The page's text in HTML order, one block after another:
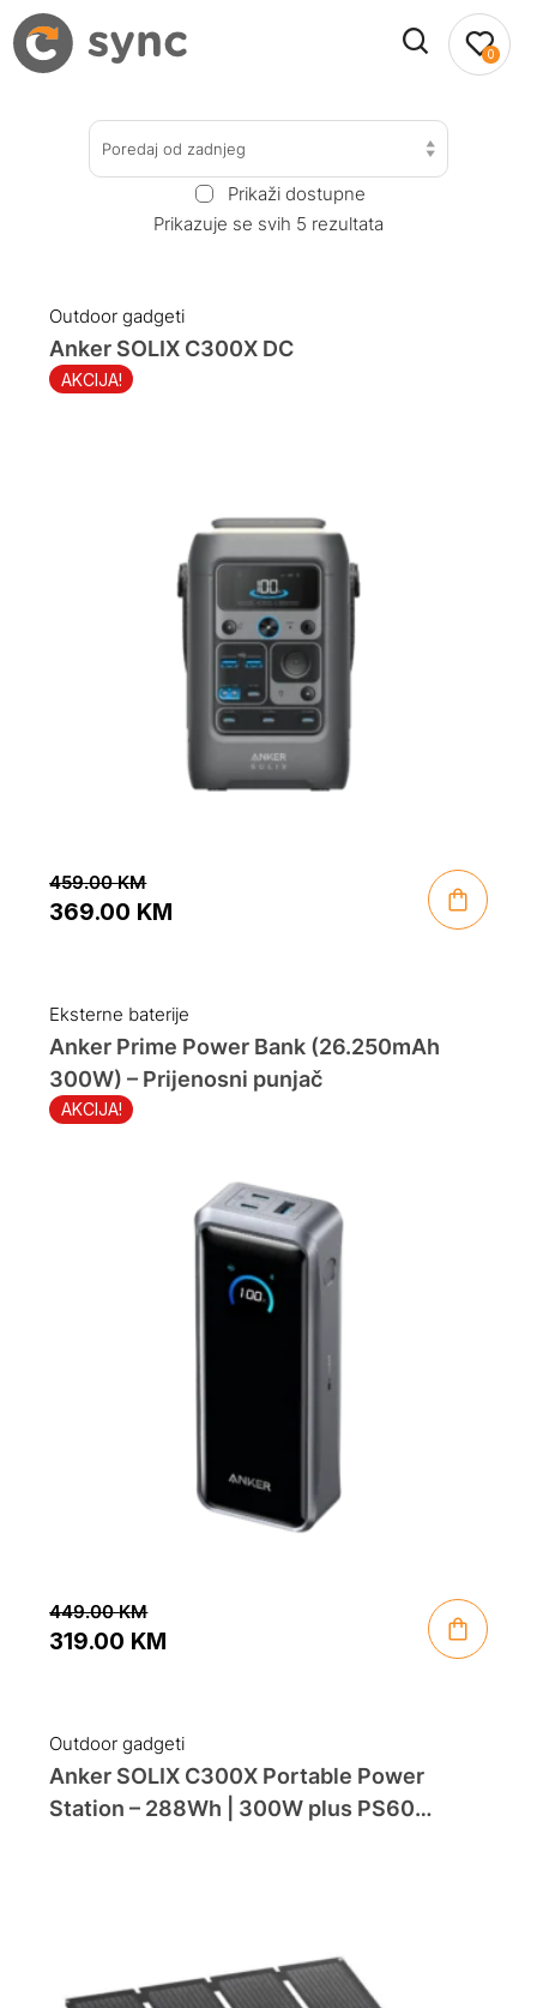
0
Poredaj od zadnjeg
Prikaži dostupne
Prikazuje se svih 5 rezultata
Outdoor gadgeti
AKCIJA!
Anker SOLIX C300X DC
459.00KM
was:
459.00 KM.
369.00 KM
is:
369.00 KM.
Eksterne baterije
AKCIJA!
Anker Prime Power Bank (26.250mAh
300W) – Prijenosni punjač
449.00KM
was:
449.00 KM.
319.00 KM
is:
319.00 KM.
Outdoor gadgeti
Anker SOLIX C300X Portable Power
Station – 288Wh | 300W plus PS60